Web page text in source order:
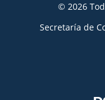
© 2026
Secretaría de